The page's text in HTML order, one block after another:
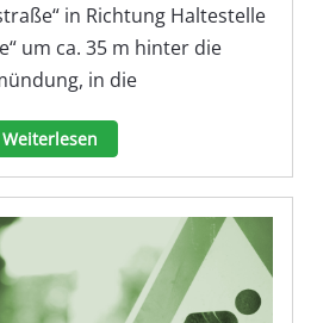
in Richtung Haltestelle
um ca. 35 m hinter die
in die
Weiterlesen